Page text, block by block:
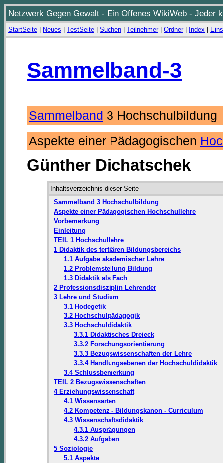
Netzwerk Gegen Gewalt - Ein Offenes WikiWeb - Jeder
StartSeite Neues TestSeite Suchen Teilnehmer| Ordner| Index
Sammelband-3
Sammelband 3
Aspekte einer Pädagogischen
Günther Dichatschek
Inhaltsverzeichnis dieser Seite
Sammelband 3 Hochschulbildung
Aspekte einer Pädagogischen Hochschullehre
Vorbemerkung
Einleitung
TEIL 1 Hochschullehre
1 Didaktik des tertiären Bildungsbereichs
1.1 Aufgabe akademischer Lehre
1.2 Problemstellung Bildung
1.3 Didaktik als Fach
2 Professionsdisziplin Lehrender
3 Lehre und Studium
3.1 Hodegetik
3.2 Hochschulpädagogik
3.3 Hochschuldidaktik
3.3.1 Didaktisches Dreieck
3.3.2 Forschungsorientierung
3.3.3 Bezugswissenschaften der Lehre
3.3.4 Handlungsebenen der Hochschuldidaktik
3.4 Schlussbemerkung
TEIL 2 Bezugswissenschaften
4 Erziehungswissenschaft
4.1 Wissensarten
4.2 Kompetenz - Bildungskanon - Curriculum
4.3 Wissenschaftsdidaktik
4.3.1 Ausprägungen
4.3.2 Aufgaben
5 Soziologie
5.1 Aspekte